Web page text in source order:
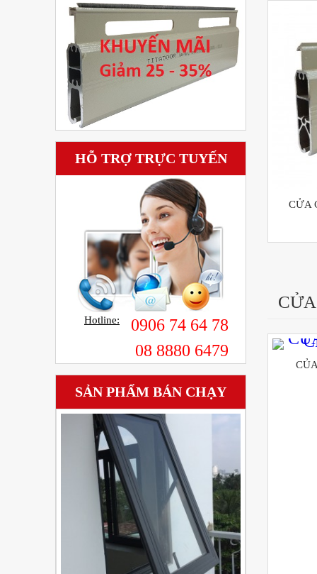
HỖ TRỢ TRỰC TUYẾN
Hotline:
0906 74 64 78
08 8880 6479
SẢN PHẨM BÁN CHẠY
CỬA